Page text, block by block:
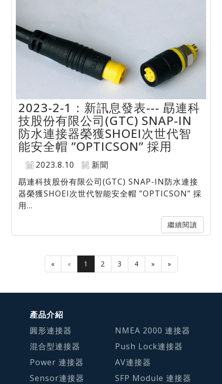
2023-2-1：新訊息發表--- 勗連科
技股份有限公司(GTC) SNAP-IN
防水連接器榮獲SHOEI次世代智
能安全帽 ”OPTICSON” 採用
2023.8.10
新聞
勗連科技股份有限公司(GTC) SNAP-IN防水連接
器榮獲SHOEI次世代智能安全帽 ”OPTICSON” 採
用...
繼續閱讀
« « 1 2 3 4 » »
產品介紹
圓形連接器
混合型連接器
Power 連接器
Sensor連接器
NMEA 2000 連接器
Push Lock連接器
AV連接器
SFP Module 連接器